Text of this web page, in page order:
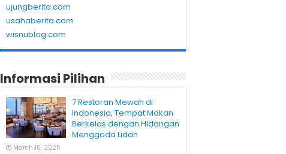
ujungberita.com
usahaberita.com
wisnublog.com
Informasi Pilihan
7 Restoran Mewah di
Indonesia, Tempat Makan
Berkelas dengan Hidangan
Menggoda Lidah
March 15, 2025